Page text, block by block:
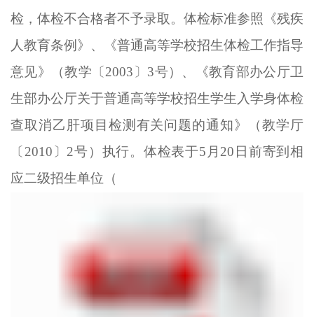
检，体检不合格者不予录取。体检标准参照《残疾
人教育条例》 、
《普通高等学校招生体检工作指导
意见》（教学〔 2003〕3号）、《教育部办公厅卫
生部办公厅关于普通高等学校招生学生入学身体检
查取消乙肝项目检测有关问题的通知》（教学厅
〔2010〕2号）执行。 体检表于5 月 20 日前寄到相
应二级招生单位 （